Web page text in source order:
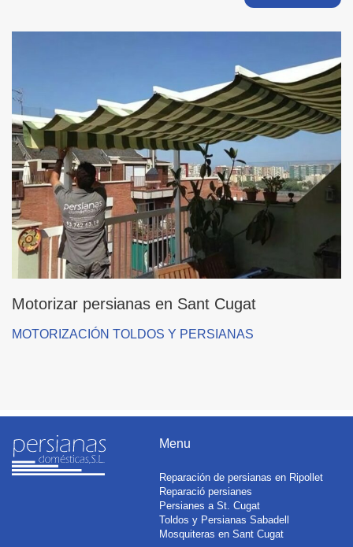
Motorizar persianas en Sant Cugat
MOTORIZACIÓN TOLDOS Y PERSIANAS
Menu
Reparación de persianas en Ripollet
Reparació persianes
Persianes a St. Cugat
Toldos y Persianas Sabadell
Mosquiteras en Sant Cugat